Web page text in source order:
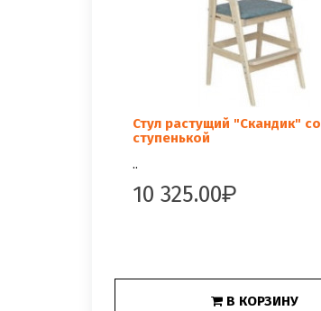
Стул растущий "Скандик" со
ступенькой
..
10 325.00
В КОРЗИНУ